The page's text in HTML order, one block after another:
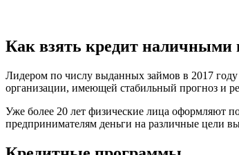
Как взять кредит наличными
Лидером по числу выданных займов в 2017
организации, имеющей стабильный прогноз и
Уже более 20 лет физические лица оформляют
предпринимателям деньги на различные цели